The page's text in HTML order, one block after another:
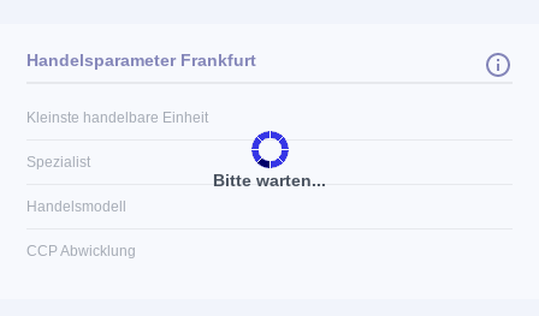
Bitte warten...
Handelsparameter Frankfurt
Kleinste handelbare Einheit
Spezialist
Handelsmodell
CCP Abwicklung